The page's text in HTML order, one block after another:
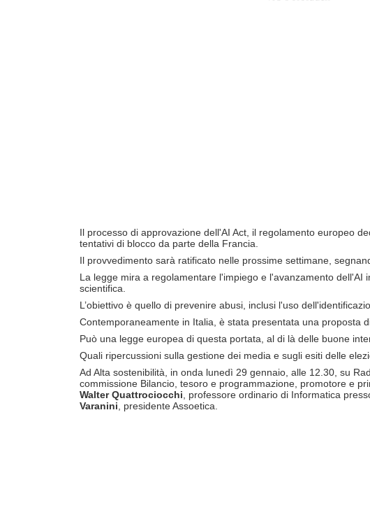
Il processo di approvazione dell'AI Act, il regolamento europeo
tentativi di blocco da parte della Francia.
Il provvedimento sarà ratificato nelle prossime settimane,
La legge mira a regolamentare l'impiego e l'avanzamento
scientifica.
L’obiettivo è quello di prevenire abusi, inclusi l'uso
Contemporaneamente in Italia, è stata presentata una proposta
Può una legge europea di questa portata, al di là delle buone
Quali ripercussioni sulla gestione dei media e sugli esiti delle
Ad Alta sostenibilità, in onda lunedì 29 gennaio, alle 12.30, su
commissione Bilancio, tesoro e programmazione, promotore e
Walter Quattrociocchi , professore ordinario di Informatica
Varanini , presidente Assoetica.